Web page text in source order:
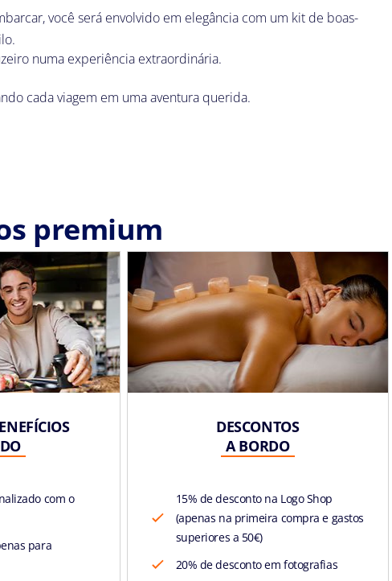
você será envolvido em elegância com um kit de boas-
numa experiência extraordinária.
cada viagem em uma aventura querida.
premium
com o
para
DESCONTOS
A BORDO
15% de desconto na Logo Shop
(apenas na primeira compra e gastos
superiores a 50€)
20% de desconto em fotografias